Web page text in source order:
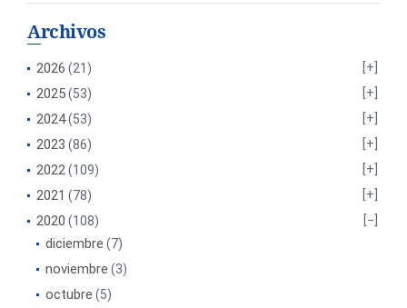
Archivos
2026 (21)
2025(53)
2024(53)
2023 (86)
2022(109)
2021 (78)
2020 (108)
diciembre (7)
noviembre (3)
octubre (5)